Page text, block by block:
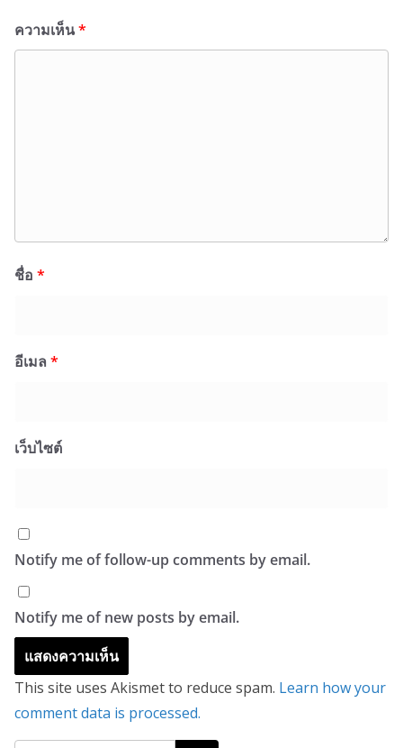
ความเห็น*
ชื่อ *
อีเมล *
เว็บไซต์
Notify me of follow-up comments by email.
Notify me of new posts by email.
This site uses Akismet to reduce spam. Learn how your
comment data is processed.